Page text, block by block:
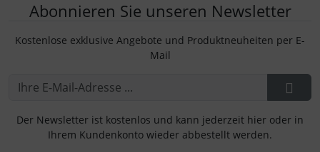
Abonnieren Sie unseren Newsletter
Kostenlose exklusive Angebote und Produktneuheiten per E-
Mail
Der Newsletter ist kostenlos und kann jederzeit hier oder in
Ihrem Kundenkonto wieder abbestellt werden.